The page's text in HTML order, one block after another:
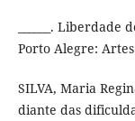
______.
Porto Alegre:
SILVA, Maria
diante das